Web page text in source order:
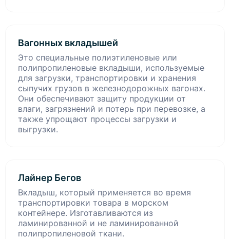
Вагонных вкладышей
Это специальные полиэтиленовые или
полипропиленовые вкладыши, используемые
для загрузки, транспортировки и хранения
сыпучих грузов в железнодорожных вагонах.
Они обеспечивают защиту продукции от
влаги, загрязнений и потерь при перевозке, а
также упрощают процессы загрузки и
выгрузки.
Лайнер Бегов
Вкладыш, который применяется во время
транспортировки товара в морском
контейнере. Изготавливаются из
ламинированной и не ламинированной
полипропиленовой ткани.